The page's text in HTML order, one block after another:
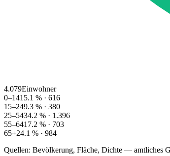
4.079Einwohner
0–1415.1 % · 616
15–249.3 % · 380
25–5434.2 % · 1.396
55–6417.2 % · 703
65+24.1 % · 984
Quellen: Bevölkerung, Fläche, Dichte — amtliches